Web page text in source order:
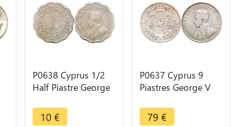
P0638 Cyprus 1/2
Half Piastre George
offer
10 €
P0637 Cyprus 9
Piastres George V
offer
79 €